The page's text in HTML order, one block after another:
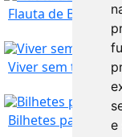
e
Flauta de Bisel
Viver sem ti
Bilhetes para